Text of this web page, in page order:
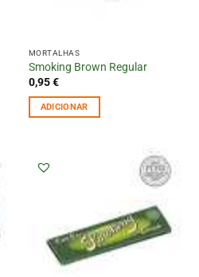
MORTALHAS
Smoking Brown Regular
0,95€
ADICIONAR